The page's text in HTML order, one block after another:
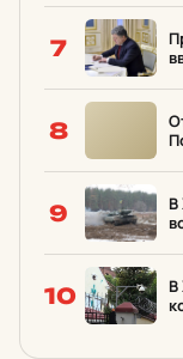
7
8
9
В
10
В